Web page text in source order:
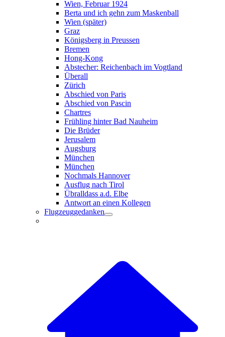
Wien, Februar 1924
Berta und ich gehn zum Maskenball
Wien (später)
Graz
Königsberg in Preussen
Bremen
Hong-Kong
Abstecher: Reichenbach im Vogtland
Überall
Zürich
Abschied von Paris
Abschied von Pascin
Chartres
Frühling hinter Bad Nauheim
Die Brüder
Jerusalem
Augsburg
München
München
Nochmals Hannover
Ausflug nach Tirol
Übralldass a.d. Elbe
Antwort an einen Kollegen
Flugzeuggedanken